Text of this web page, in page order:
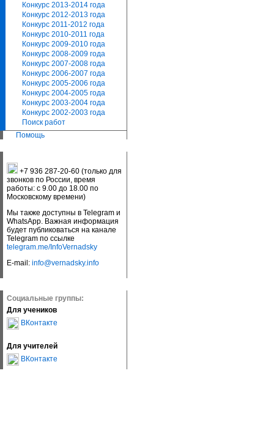
Конкурс 2013-2014 года
Конкурс 2012-2013 года
Конкурс 2011-2012 года
Конкурс 2010-2011 года
Конкурс 2009-2010 года
Конкурс 2008-2009 года
Конкурс 2007-2008 года
Конкурс 2006-2007 года
Конкурс 2005-2006 года
Конкурс 2004-2005 года
Конкурс 2003-2004 года
Конкурс 2002-2003 года
Поиск работ
Помощь
+7 936 287-20-60 (только для
звонков по России, время
работы: с 9.00 до 18.00 по
Московскому времени)
Мы также доступны в Telegram и
WhatsApp. Важная информация
будет публиковаться на канале
Telegram по ссылке
telegram.me/InfoVernadsky
E-mail: info@vernadsky.info
Социальные группы:
Для учеников
ВКонтакте
Для учителей
ВКонтакте